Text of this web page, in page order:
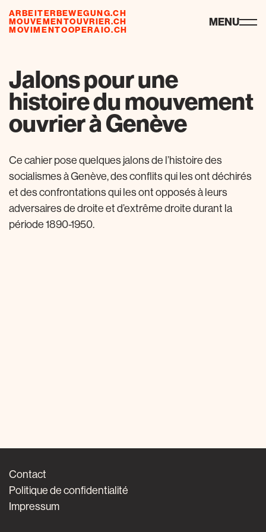
ARBEITERBEWEGUNG.CH
MOUVEMENTOUVRIER.CH
MOVIMENTOOPERAIO.CH
ressources MENU
Jalons pour une
histoire du mouvement
ouvrier à Genève
Ce cahier pose quelques jalons de l’histoire des
socialismes à Genève, des conflits qui les ont déchirés
et des confrontations qui les ont opposés à leurs
adversaires de droite et d’extrême droite durant la
période 1890-1950.
Contact
Politique de confidentialité
Impressum